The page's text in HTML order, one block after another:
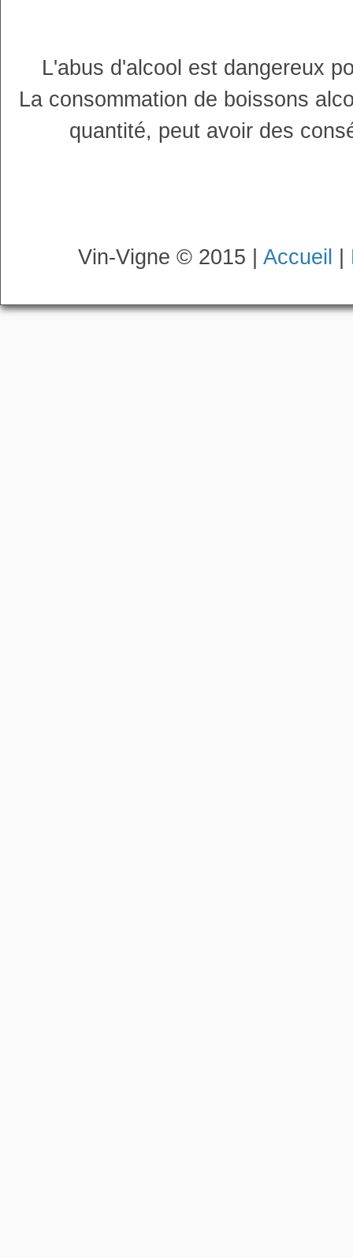
L'abus d'alcool est dangereux
La consommation de boissons
quantité, peut avoir des
Vin-Vigne © 2015 | Accueil